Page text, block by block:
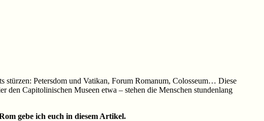
Petersdom und Vatikan, Forum Romanum, Colosseum… Diese
den Capitolinischen Museen etwa – stehen die Menschen stundenlang
gebe ich euch in diesem Artikel.